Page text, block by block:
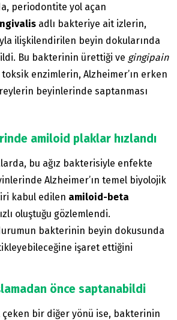
periodontite yol açan
adlı bakteriye ait izlerin,
ilişkilendirilen beyin dokularında
Bu bakterinin ürettiği ve gingipain
enzimlerin, Alzheimer’ın erken
beyinlerinde saptanması
amiloid plaklar hızlandı
bu ağız bakterisiyle enfekte
Alzheimer’ın temel biyolojik
kabul edilen amiloid-beta
oluştuğu gözlemlendi.
bakterinin beyin dokusunda
işaret ettiğini
önce saptanabildi
çeken bir diğer yönü ise, bakterinin